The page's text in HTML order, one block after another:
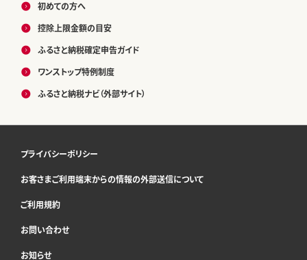
初めての方へ
控除上限金額の目安
ふるさと納税確定申告ガイド
ワンストップ特例制度
ふるさと納税ナビ（外部サイト）
プライバシーポリシー
お客さまご利用端末からの情報の外部送信について
ご利用規約
お問い合わせ
お知らせ